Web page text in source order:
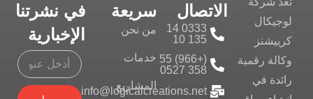
لوجيكال
كرييشنز
وكالة رقمية
رائدة في
الاتصال
0333 14
135 10
(+966) 55
358 0527
info@logicalcreations.net
سريعة
من نحن
خدمات
المشاريع
في نشرتنا
الإخبارية